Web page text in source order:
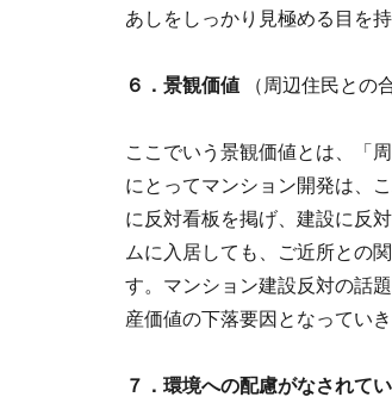
あしをしっかり見極める目を
６．景観価値 （周辺住民との
ここでいう景観価値とは、「
にとってマンション開発は、
に反対看板を掲げ、建設に反
ムに入居しても、ご近所との
す。マンション建設反対の話
産価値の下落要因となっていき
７．環境への配慮がなされて